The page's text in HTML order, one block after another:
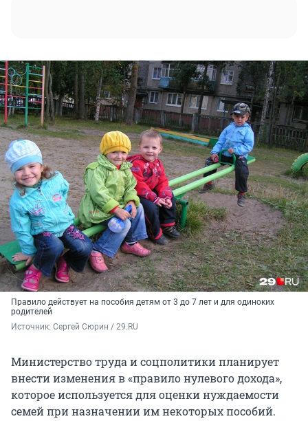
Правило действует на пособия детям от 3 до 7 лет и для одиноких
родителей
Источник: Сергей Сюрин / 29.RU
Министерство труда и соцполитики планирует
внести изменения в «правило нулевого дохода»,
которое используется для оценки нуждаемости
семей при назначении им некоторых пособий.